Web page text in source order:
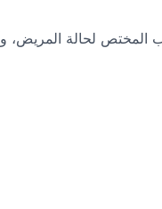
المختص لحالة المريض،